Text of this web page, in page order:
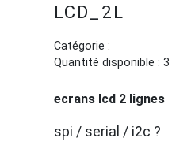
LCD_2L
Catégorie :
Quantité disponible : 3
ecrans lcd 2 lignes
spi / serial / i2c ?